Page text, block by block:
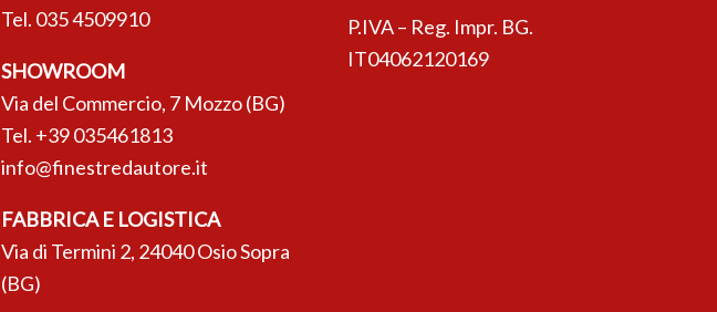
Tel. 035 4509910
SHOWROOM
Via del Commercio, 7 Mozzo (BG)
Tel. +39 035461813
info@finestredautore.it
FABBRICA E LOGISTICA
Via di Termini 2, 24040 Osio Sopra
(BG)
P.IVA – Reg. Impr. BG.
IT04062120169